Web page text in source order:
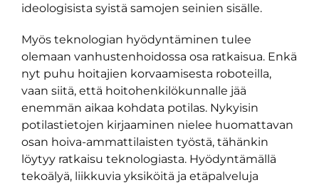
ideologisista syistä samojen seinien sisälle.
Myös teknologian hyödyntäminen tulee
olemaan vanhustenhoidossa osa ratkaisua. Enkä
nyt puhu hoitajien korvaamisesta roboteilla,
vaan siitä, että hoitohenkilökunnalle jää
enemmän aikaa kohdata potilas. Nykyisin
potilastietojen kirjaaminen nielee huomattavan
osan hoiva-ammattilaisten työstä, tähänkin
löytyy ratkaisu teknologiasta. Hyödyntämällä
tekoälyä, liikkuvia yksiköitä ja etäpalveluja